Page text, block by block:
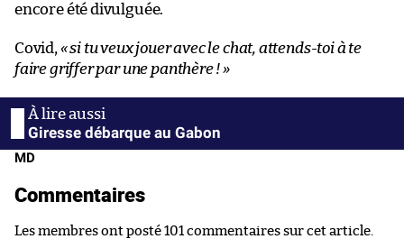
encore été divulguée.
Covid, « si tu veux jouer avec le chat, attends-toi à te
faire griffer par une panthère ! »
Giresse débarque au Gabon
MD
Commentaires
Les membres ont posté 101 commentaires sur cet article.